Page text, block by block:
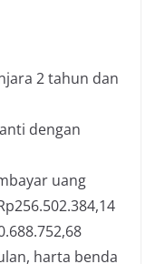
2 tahun dan
dengan
uang
harta benda